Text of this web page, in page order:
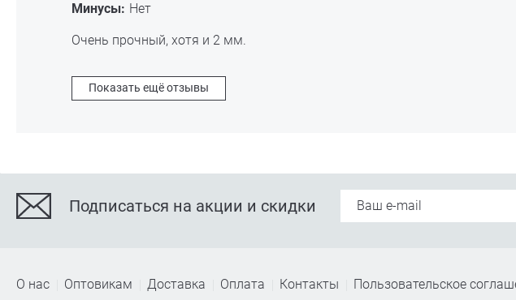
Минусы: Нет
Очень прочный, хотя и 2 мм.
Показать ещё отзывы
Подписаться на акции и скидки
О нас Оптовикам Доставка Оплата Контакты Пользовательское